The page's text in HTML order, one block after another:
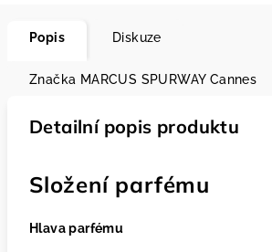
Popis Diskuze
Značka MARCUS SPURWAY Cannes
Detailní popis produktu
Složení parfému
Hlava parfému